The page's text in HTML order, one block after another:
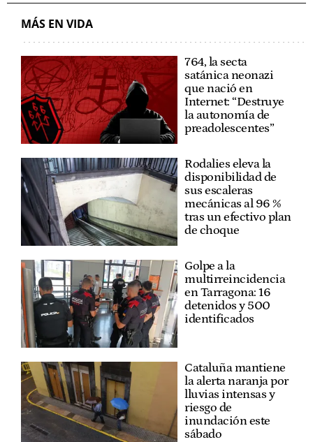
MÁS EN VIDA
764, la secta
satánica neonazi
que nació en
Internet: “Destruye
la autonomía de
preadolescentes”
Rodalies eleva la
disponibilidad de
sus escaleras
mecánicas al 96 %
tras un efectivo plan
de choque
Golpe a la
multirreincidencia
en Tarragona: 16
detenidos y 500
identificados
Cataluña mantiene
la alerta naranja por
lluvias intensas y
riesgo de
inundación este
sábado